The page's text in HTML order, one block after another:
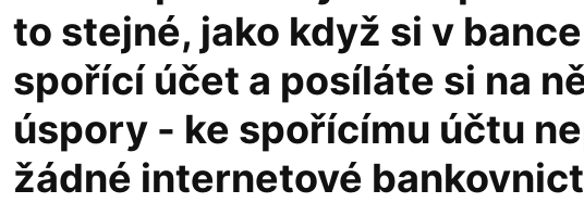
to stejné, jako když si v
spořící účet a posíláte si na
úspory - ke spořícímu účtu
žádné internetové